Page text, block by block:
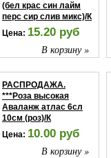
(бел крас син лайм
перс сир слив микс)/К
Цена: 15.20 руб
В корзину »
РАСПРОДАЖА.
***Роза высокая
Аваланж атлас 6сл
10см (роз)/К
Цена: 10.00 руб
В корзину »